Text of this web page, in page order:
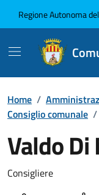
Regione Autonoma
Home /
Consiglio comunale /
Valdo
Dettaglio
Consigliere